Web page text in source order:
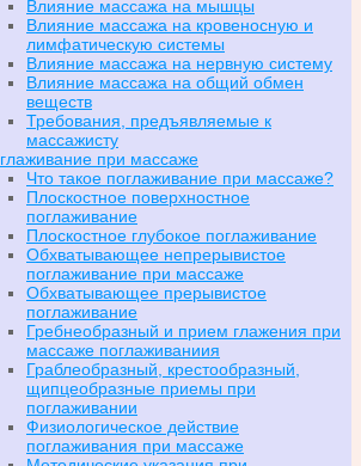
Влияние массажа на мышцы
Влияние массажа на кровеносную и
лимфатическую системы
Влияние массажа на нервную систему
Влияние массажа на общий обмен
веществ
Требования, предъявляемые к
массажисту
при массаже
Что такое поглаживание при массаже?
Плоскостное поверхностное
поглаживание
Плоскостное глубокое поглаживание
Обхватывающее непрерывистое
поглаживание при массаже
Обхватывающее прерывистое
поглаживание
Гребнеобразный и прием глажения при
массаже поглаживаниия
Граблеобразный, крестообразный,
щипцеобразные приемы при
поглаживании
Физиологическое действие
поглаживания при массаже